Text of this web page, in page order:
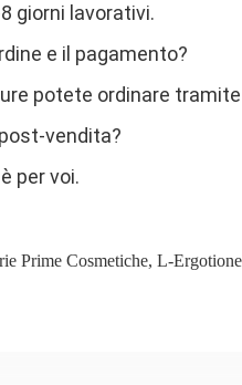
giorni lavorativi.
e il pagamento?
potete ordinare
vendita?
per voi.
Prime Cosmetiche, L-